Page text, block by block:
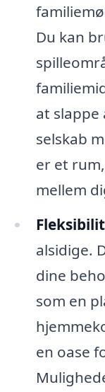
Du kan
at slappe
selskab
er et
mellem
alsidige.
dine
som en
en oase